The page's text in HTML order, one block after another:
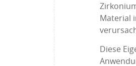
Material
Diese